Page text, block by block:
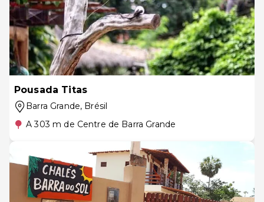
Pousada Titas
Barra Grande, Brésil
A 303 m de Centre de Barra Grande